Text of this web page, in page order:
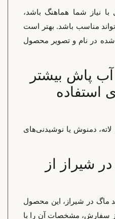
نیاز شما هماهنگ باشد،
مناسب باشد. بهتر است
در نام و تصویر محصول
پاش بیشتر
استفاده
دمنوش یا نوشیدنی‌های
شیراز از
در شیراز، این محصول
سفارش، مشخصات آن را با